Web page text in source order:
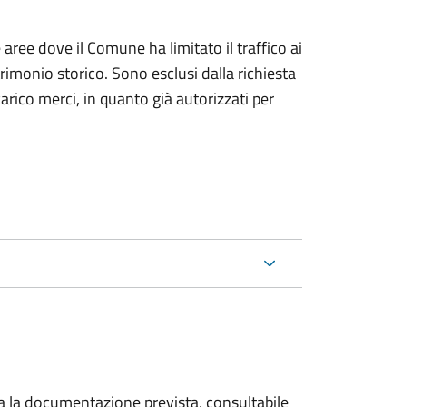
dove il Comune ha limitato il traffico ai
storico. Sono esclusi dalla richiesta
merci, in quanto già autorizzati per
documentazione prevista, consultabile